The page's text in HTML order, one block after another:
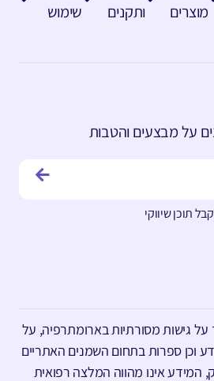
שימוש
מוצרים
ותקנים
על מבצעים והטבות
תוכן שיווקי
גישות מסורתיות בארומתרפיה, על
וכן ספרות בתחום השמנים האתריים
המידע אינו מהווה המלצה רפואית